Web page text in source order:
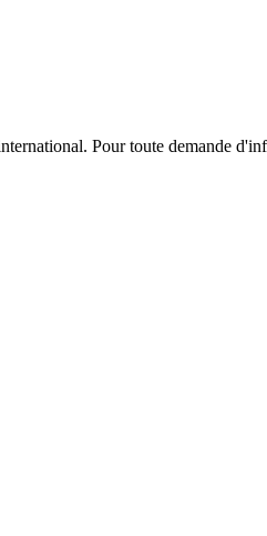
Pour toute demande